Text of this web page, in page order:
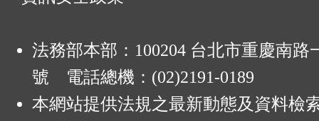
法務部本部：100204 台北市重慶南路
號 電話總機：(02)2191-0189
本網站提供法規之最新動態及資料檢